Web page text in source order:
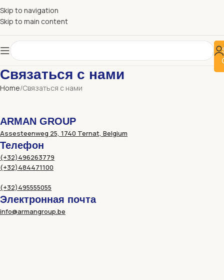
Skip to navigation
Skip to main content
Связаться с нами
Home Связаться с нами
ARMAN GROUP
Assesteenweg 25, 1740 Ternat, Belgium
Телефон
(+32)496263779
(+32)484471100
(+32)495555055
Электронная почта
info@armangroup.be